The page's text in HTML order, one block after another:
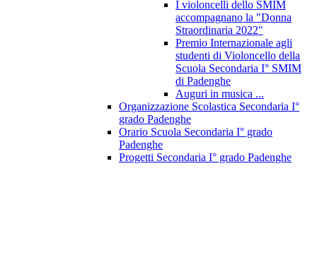
I violoncelli dello SMIM
accompagnano la "Donna
Straordinaria 2022"
Premio Internazionale agli
studenti di Violoncello della
Scuola Secondaria I° SMIM
di Padenghe
Auguri in musica ...
Organizzazione Scolastica Secondaria I°
grado Padenghe
Orario Scuola Secondaria I° grado
Padenghe
Progetti Secondaria I° grado Padenghe